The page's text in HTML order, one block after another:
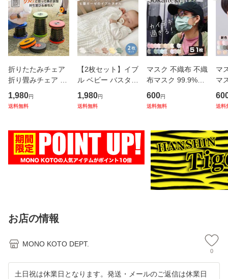
折りたたみチェア
折り畳みチェア 折
りたたみ 椅子 チェ
アー スツール 軽量
持ち運び 高さ調節
可能
1,980円
送料無料
【2枚セット】イブ
ル ベビー バスタオ
ル ガーゼ タオル 6
層 ガーゼケット 赤
みカラー 綿100％
コッ
1,980円
送料無料
マスク 不織布 不織
布マスク 99.9%遮
断 カラー 耳が痛く
ならない 50枚 +1
ラー 小さめ ベージ
ュ
600円
送料無料
マ
マ
マ
布
布
送料
お店の情報
MONO KOTO DEPT.
0
土日祝は休業日となります。発送・メールのご返信は休業日